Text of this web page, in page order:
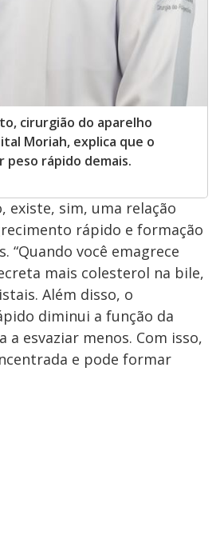
cirurgião do aparelho
Moriah, explica que o
peso rápido demais.
existe, sim, uma relação
rápido e formação
“Quando você emagrece
mais colesterol na bile,
Além disso, o
diminui a função da
a esvaziar menos. Com isso,
e pode formar